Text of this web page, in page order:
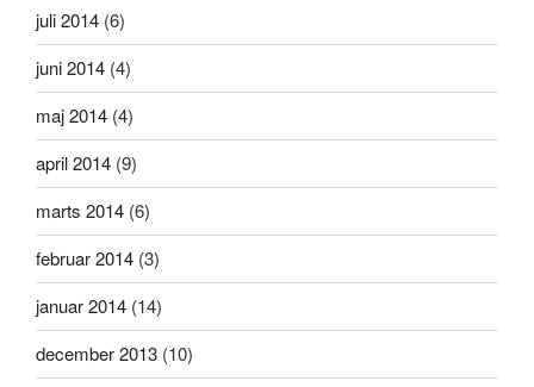
juli 2014 (6)
juni 2014 (4)
maj 2014 (4)
april 2014 (9)
marts 2014 (6)
februar 2014 (3)
januar 2014 (14)
december 2013 (10)